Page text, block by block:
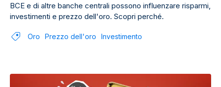
BCE e di altre banche centrali possono influenzare risparmi,
investimenti e prezzo dell'oro. Scopri perché.
Oro Prezzo dell'oro Investimento